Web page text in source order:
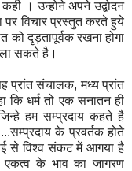
। उन्होने अपने उद्बोदन
पर विचार प्रस्तुत करते हुये
को दृड़तापूर्वक रखना होगा
सकते है।
प्रांत संचालक, मध्य प्रांत
कि धर्म तो एक सनातन ही
हम सम्प्रदाय कहते है
के प्रवर्तक होते
से विश्व संकट में आगया है
एकत्व के भाव का जागरण